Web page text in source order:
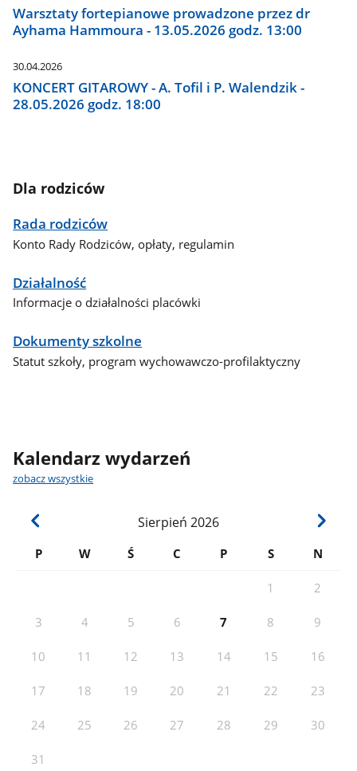
Warsztaty fortepianowe prowadzone przez dr
Ayhama Hammoura - 13.05.2026 godz. 13:00
30.04.2026
KONCERT GITAROWY - A. Tofil i P. Walendzik -
28.05.2026 godz. 18:00
Dla rodziców
Rada rodziców
Konto Rady Rodziców, opłaty, regulamin
Działalność
Informacje o działalności placówki
Dokumenty szkolne
Statut szkoły, program wychowawczo-profilaktyczny
Kalendarz wydarzeń
zobacz wszystkie
Sierpień 2026
P W Ś C P S N
1 2
3 4 5 6 7 8 9
10 11 12 13 14 15 16
17 18 19 20 21 22 23
24 25 26 27 28 29 30
31